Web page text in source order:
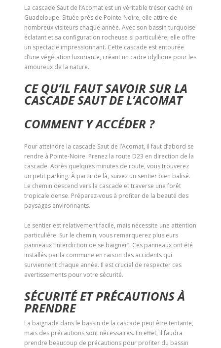
La cascade Saut de l’Acomat est un véritable trésor caché en
Guadeloupe. Située près de Pointe-Noire, elle attire de
nombreux visiteurs chaque année. Avec son bassin turquoise
éclatant et sa configuration rocheuse si particulière, elle offre
un spectacle impressionnant. Cette cascade est entourée
d’une végétation luxuriante, créant un cadre idyllique pour les
amoureux de la nature.
CE QU’IL FAUT SAVOIR SUR LA
CASCADE SAUT DE L’ACOMAT
COMMENT Y ACCÉDER ?
Pour atteindre la cascade Saut de l’Acomat, il faut d’abord se
rendre à Pointe-Noire. Prenez la route D23 en direction de la
cascade. Après quelques minutes de route, vous trouverez
un petit parking. À partir de là, suivez un sentier bien balisé.
Le chemin descend vers la cascade et traverse une forêt
tropicale dense. Préparez-vous à profiter de la beauté des
paysages environnants.
Le sentier est relativement facile, mais nécessite une attention
particulière. Sur le chemin, vous remarquerez plusieurs
panneaux “Interdiction de se baigner”. Ces panneaux ont été
installés par la commune en raison des accidents qui
surviennent chaque année. Il est crucial de respecter ces
avertissements pour votre sécurité.
SÉCURITÉ ET PRÉCAUTIONS À
PRENDRE
La baignade dans le bassin de la cascade peut être tentante,
mais des précautions sont nécessaires. En effet, il faudra
prendre beaucoup de précautions pour profiter du bassin